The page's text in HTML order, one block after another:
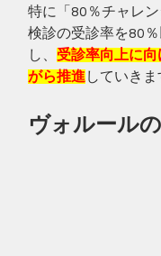
特に「80％チャレ
検診の受診率を80
し、 受診率向上に
がら推進 していきま
ヴォルール